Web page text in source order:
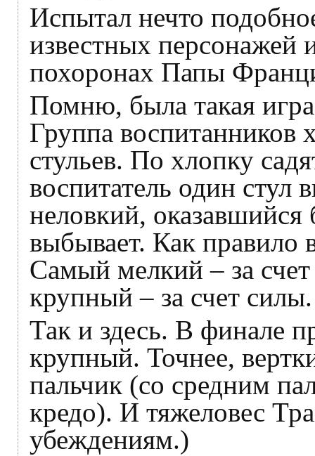
Испытал нечто
известных персонажей
похоронах Папы
Помню, была такая
Группа воспитанников
стульев. По хлопку
воспитатель один стул
неловкий, оказавшийся
выбывает. Как правило
Самый мелкий – за
крупный – за счет силы.
Так и здесь. В финале
крупный. Точнее,
пальчик (со средним
кредо). И тяжеловес
убеждениям.)